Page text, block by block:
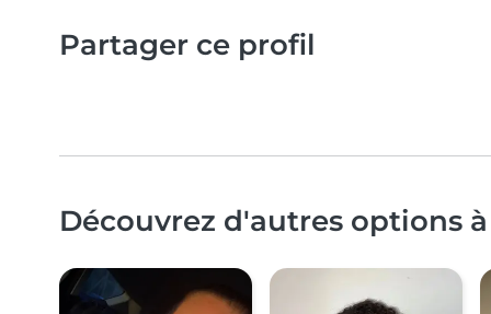
Partager ce profil
Découvrez d'autres options